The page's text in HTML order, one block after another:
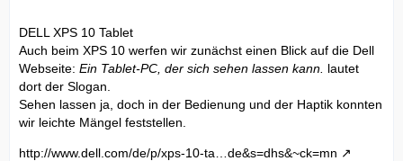
DELL XPS 10 Tablet
Auch beim XPS 10 werfen wir zunächst einen Blick auf die Dell
Webseite: Ein Tablet-PC, der sich sehen lassen kann. lautet
dort der Slogan.
Sehen lassen ja, doch in der Bedienung und der Haptik konnten
wir leichte Mängel feststellen.
http://www.dell.com/de/p/xps-10-ta…de&s=dhs&~ck=mn